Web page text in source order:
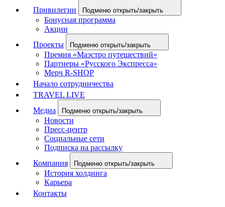
Привилегии
Подменю открыть/закрыть
Бонусная программа
Акции
Проекты
Подменю открыть/закрыть
Премия «Маэстро путешествий»
Партнеры «Русского Экспресса»
Мерч R-SHOP
Начало сотрудничества
TRAVEL LIVE
Медиа
Подменю открыть/закрыть
Новости
Пресс-центр
Социальные сети
Подписка на рассылку
Компания
Подменю открыть/закрыть
История холдинга
Карьера
Контакты